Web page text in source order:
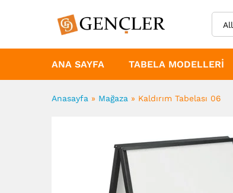
All
ANA SAYFA TABELA MODELLERI
Anasayfa » Mağaza » Kaldırım Tabelası 06